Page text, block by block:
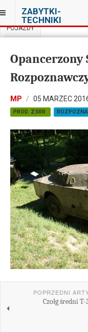
ZABYTKI-
TECHNIKI
JESTEŚ TUTAJ:
POJAZDY
Opancerzony
MP 05 MARZEC
PROD. ZSRR
POPRZEDNI
Czołg średni T-